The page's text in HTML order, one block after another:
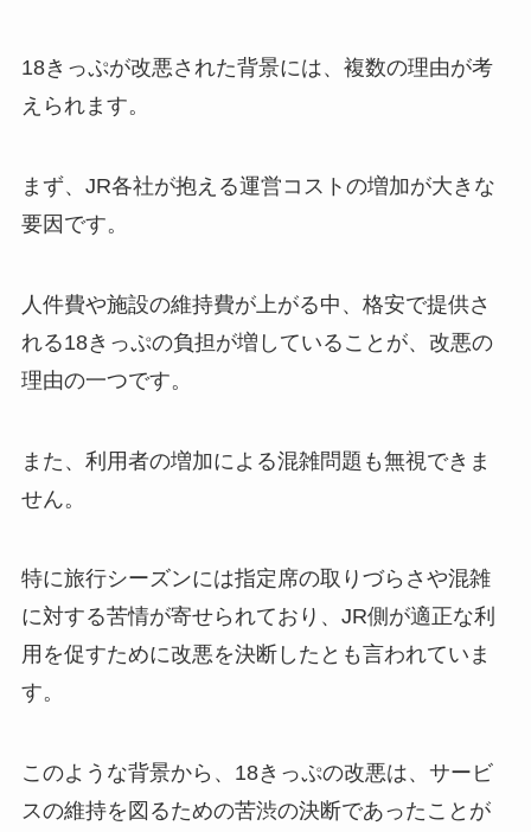
18きっぷが改悪された背景には、複数の理由が考
えられます。
まず、JR各社が抱える運営コストの増加が大きな
要因です。
人件費や施設の維持費が上がる中、格安で提供さ
れる18きっぷの負担が増していることが、改悪の
理由の一つです。
また、利用者の増加による混雑問題も無視できま
せん。
特に旅行シーズンには指定席の取りづらさや混雑
に対する苦情が寄せられており、JR側が適正な利
用を促すために改悪を決断したとも言われていま
す。
このような背景から、18きっぷの改悪は、サービ
スの維持を図るための苦渋の決断であったことが